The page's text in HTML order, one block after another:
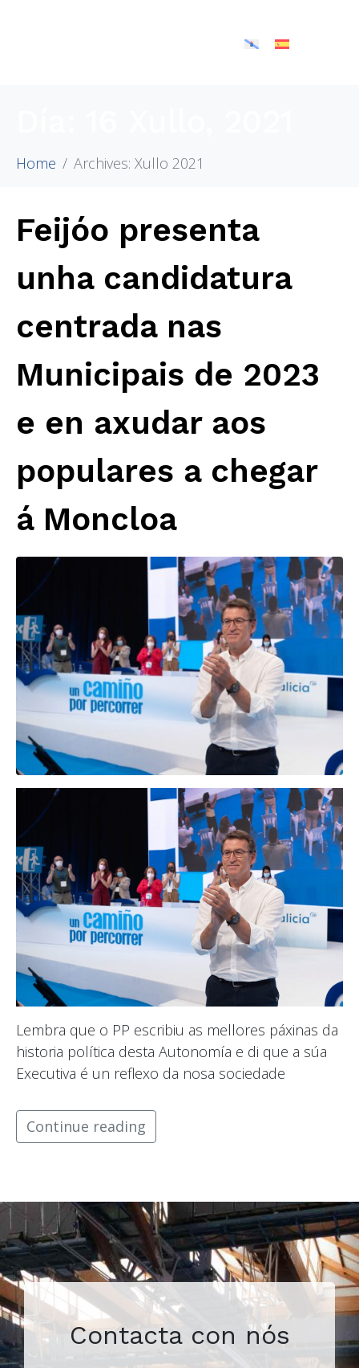
Home Archives: Xullo 2021
Feijóo presenta
unha candidatura
centrada nas
Municipais de 2023
e en axudar aos
populares a chegar
á Moncloa
Lembra que o PP escribiu as mellores páxinas da
historia política desta Autonomía e di que a súa
Executiva é un reflexo da nosa sociedade
Continue reading
Contacta con nós